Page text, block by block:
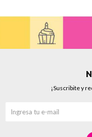
¡Suscribite y